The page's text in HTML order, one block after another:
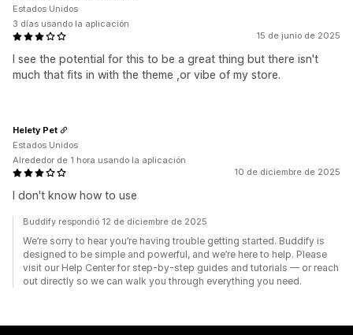
15 de junio de 2025
I see the potential for this to be a great thing but there isn't
much that fits in with the theme ,or vibe of my store.
Estados Unidos
3 días usando la aplicación
10 de diciembre de 2025
I don't know how to use
Helety Pet
Estados Unidos
Alrededor de 1 hora usando la aplicación
Buddify respondió 12 de diciembre de 2025
We’re sorry to hear you’re having trouble getting started. Buddify is
designed to be simple and powerful, and we’re here to help. Please
visit our Help Center for step-by-step guides and tutorials — or reach
out directly so we can walk you through everything you need.